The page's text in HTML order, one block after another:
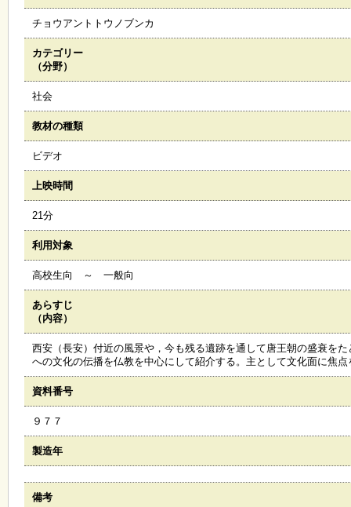
ト
設
約
い
木
覧
・
ャ
リ
チョウアントトウノブンカ
カテゴリー
（分野）
社会
教材の種類
ビデオ
上映時間
21分
利用対象
高校生向 ～ 一般向
あらすじ
（内容）
西安（長安）付近の風景や，今も残る遺跡を通して唐王朝の盛衰を
への文化の伝播を仏教を中心にして紹介する。主として文化面に焦
資料番号
９７７
製造年
備考